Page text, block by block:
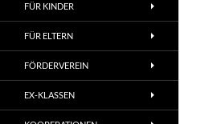
FÜR KINDER
FÜR ELTERN
FÖRDERVEREIN
EX-KLASSEN